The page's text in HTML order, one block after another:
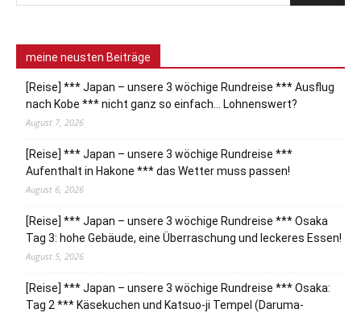
meine neusten Beiträge
[Reise] *** Japan – unsere 3 wöchige Rundreise *** Ausflug
nach Kobe *** nicht ganz so einfach… Lohnenswert?
August 7, 2026
[Reise] *** Japan – unsere 3 wöchige Rundreise ***
Aufenthalt in Hakone *** das Wetter muss passen!
August 6, 2026
[Reise] *** Japan – unsere 3 wöchige Rundreise *** Osaka
Tag 3: hohe Gebäude, eine Überraschung und leckeres Essen!
August 5, 2026
[Reise] *** Japan – unsere 3 wöchige Rundreise *** Osaka:
Tag 2 *** Käsekuchen und Katsuo-ji Tempel (Daruma-